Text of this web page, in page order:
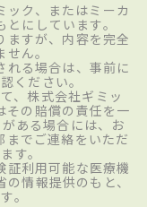
ック、またはミーカ
にしています。
ますが、内容を完全
ん。
れる場合は、事前に
ください。
、株式会社ギミッ
その賠償の責任を一
ある場合には、お
までご連絡をいただ
す。
証利用可能な医療機
情報提供のもと、
。